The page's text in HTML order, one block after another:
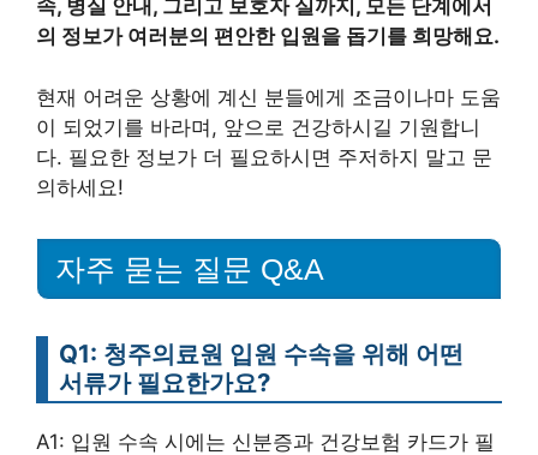
속, 병실 안내, 그리고 보호자 실까지, 모든 단계에서
의 정보가 여러분의 편안한 입원을 돕기를 희망해요.
현재 어려운 상황에 계신 분들에게 조금이나마 도움
이 되었기를 바라며, 앞으로 건강하시길 기원합니
다. 필요한 정보가 더 필요하시면 주저하지 말고 문
의하세요!
자주 묻는 질문 Q&A
Q1: 청주의료원 입원 수속을 위해 어떤
서류가 필요한가요?
A1: 입원 수속 시에는 신분증과 건강보험 카드가 필